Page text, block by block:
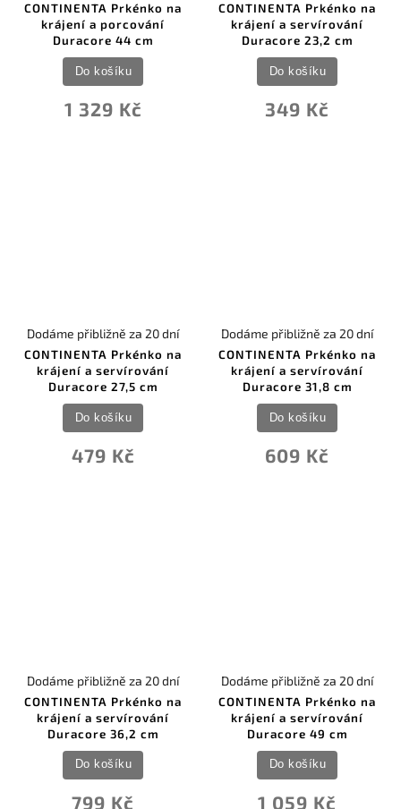
CONTINENTA Prkénko na
krájení a porcování
Duracore 44 cm
1 329 Kč
Do košíku
CONTINENTA Prkénko na
krájení a servírování
Duracore 23,2 cm
349 Kč
Do košíku
CONTINENTA Prkénko na
krájení a servírování
Duracore 27,5 cm
Dodáme přibližně za 20 dní
479 Kč
Do košíku
CONTINENTA Prkénko na
krájení a servírování
Duracore 31,8 cm
Dodáme přibližně za 20 dní
609 Kč
Do košíku
CONTINENTA Prkénko na
krájení a servírování
Duracore 36,2 cm
Dodáme přibližně za 20 dní
799 Kč
Do košíku
CONTINENTA Prkénko na
krájení a servírování
Duracore 49 cm
Dodáme přibližně za 20 dní
1 059 Kč
Do košíku